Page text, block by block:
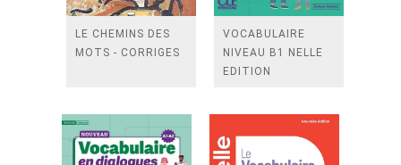
LE CHEMINS DES
MOTS - CORRIGES
VOCABULAIRE
NIVEAU B1 NELLE
EDITION